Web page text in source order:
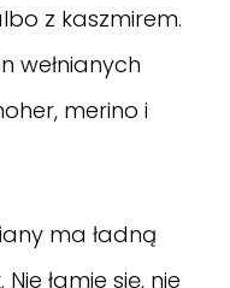
z kaszmirem.
wełnianych
merino i
ma ładną
łamie się, nie